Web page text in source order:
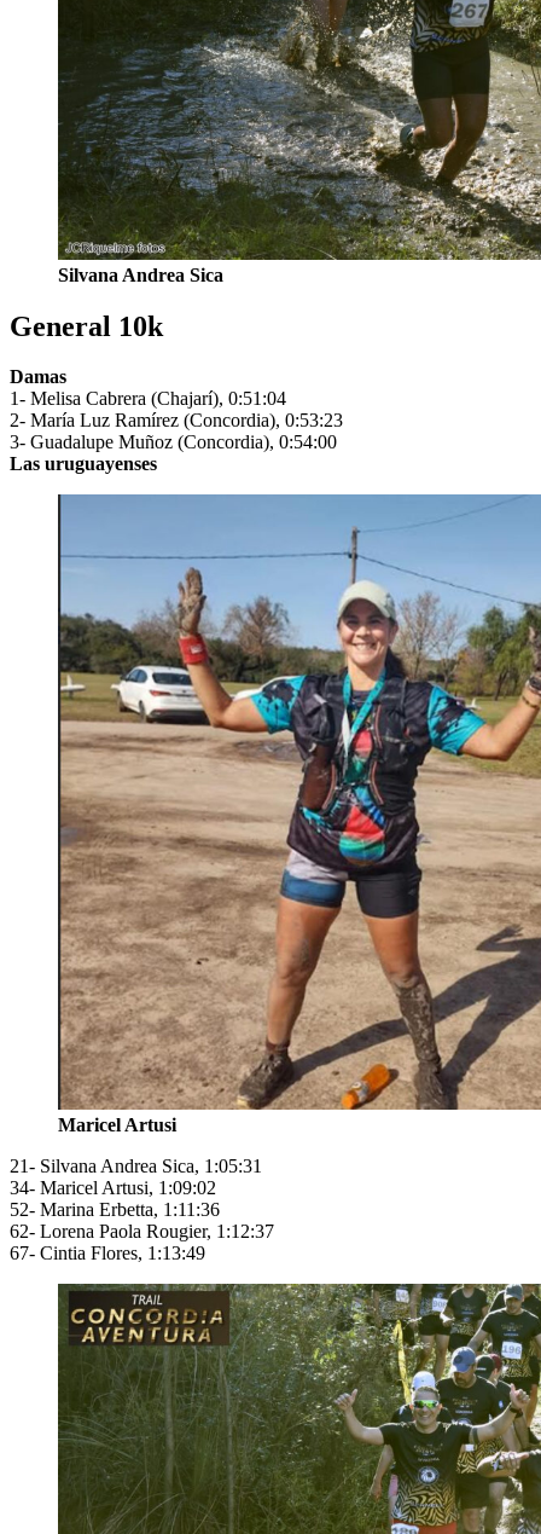
Silvana Andrea Sica
General 10k
Damas
1- Melisa Cabrera (Chajarí), 0:51:04
2- María Luz Ramírez (Concordia), 0:53:23
3- Guadalupe Muñoz (Concordia), 0:54:00
Las uruguayenses
Maricel Artusi
21- Silvana Andrea Sica, 1:05:31
34- Maricel Artusi, 1:09:02
52- Marina Erbetta, 1:11:36
62- Lorena Paola Rougier, 1:12:37
67- Cintia Flores, 1:13:49